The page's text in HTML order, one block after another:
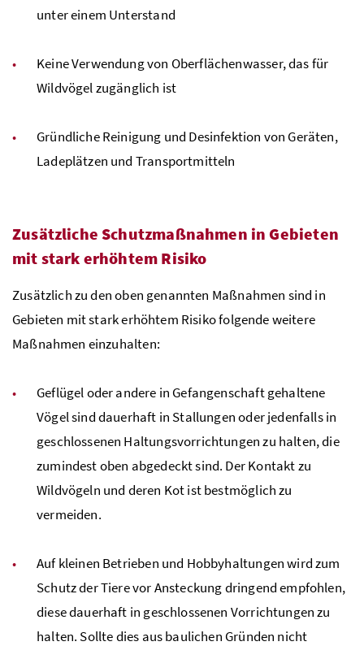
unter einem Unterstand
Keine Verwendung von Oberflächenwasser, das für
Wildvögel zugänglich ist
Gründliche Reinigung und Desinfektion von Geräten,
Ladeplätzen und Transportmitteln
Zusätzliche Schutzmaßnahmen in Gebieten
mit stark erhöhtem Risiko
Zusätzlich zu den oben genannten Maßnahmen sind in
Gebieten mit stark erhöhtem Risiko folgende weitere
Maßnahmen einzuhalten:
Geflügel oder andere in Gefangenschaft gehaltene
Vögel sind dauerhaft in Stallungen oder jedenfalls in
geschlossenen Haltungsvorrichtungen zu halten, die
zumindest oben abgedeckt sind. Der Kontakt zu
Wildvögeln und deren Kot ist bestmöglich zu
vermeiden.
Auf kleinen Betrieben und Hobbyhaltungen wird zum
Schutz der Tiere vor Ansteckung dringend empfohlen,
diese dauerhaft in geschlossenen Vorrichtungen zu
halten. Sollte dies aus baulichen Gründen nicht